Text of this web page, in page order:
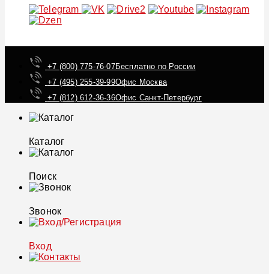
+7 (800) 775-76-07Бесплатно по России
+7 (495) 255-39-99Офис Москва
+7 (812) 612-36-36Офис Санкт-Петербург
Каталог
Поиск
Звонок
Вход